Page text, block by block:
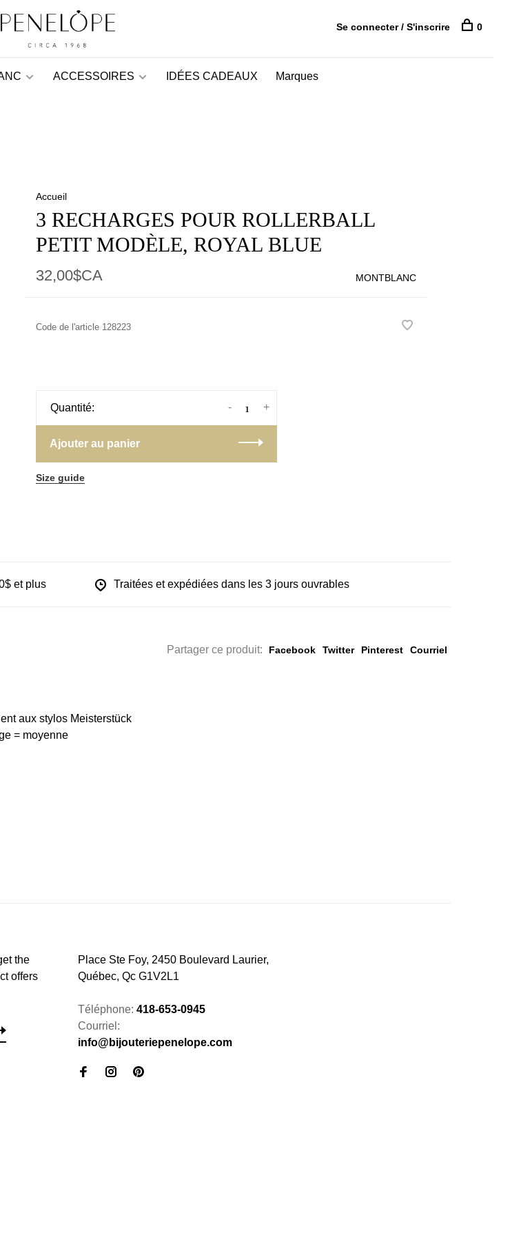
ACCESSOIRES IDÉES CADEAUX Marques
Se connecter / S'inscrire 0
Accueil
3 RECHARGES POUR ROLLERBALL
PETIT MODÈLE, ROYAL BLUE
32,00$CA MONTBLANC
Code de l'article128223
Quantité: +
-
Ajouter au panier
Size guide
et plus Traitées et expédiées dans les 3 jours ouvrables
Partager ce produit: Facebook Twitter Pinterest Courriel
aux stylos Meisterstück
= moyenne
the
offers
Place Ste Foy, 2450 Boulevard Laurier,
Québec, Qc G1V2L1
Téléphone: 418-653-0945
Courriel:
info@bijouteriepenelope.com